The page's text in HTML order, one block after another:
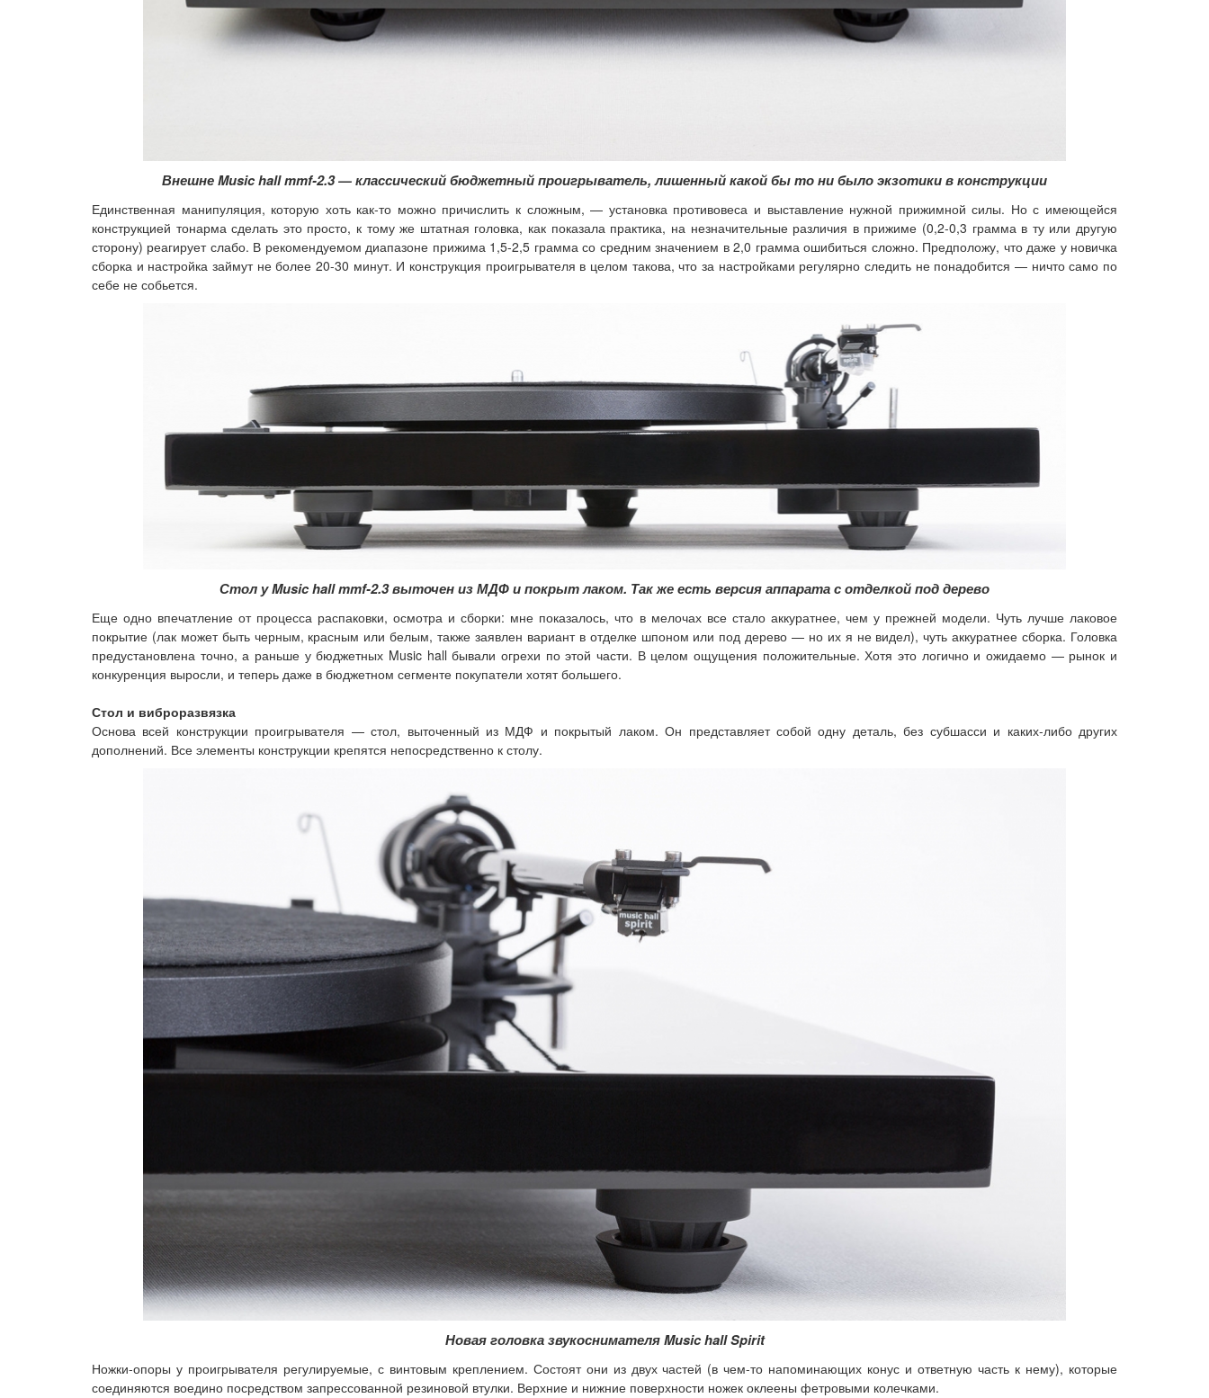
Внешне Music hall mmf-2.3 — классический бюджетный проигрыватель, лишенный какой бы то ни было экзотики в конструкции
Единственная манипуляция, которую хоть как-то можно причислить к сложным, — установка противовеса и выставление нужной прижимной силы. Но с имеющейся
конструкцией тонарма сделать это просто, к тому же штатная головка, как показала практика, на незначительные различия в прижиме (0,2-0,3 грамма в ту или другую
сторону) реагирует слабо. В рекомендуемом диапазоне прижима 1,5-2,5 грамма со средним значением в 2,0 грамма ошибиться сложно. Предположу, что даже у новичка
сборка и настройка займут не более 20-30 минут. И конструкция проигрывателя в целом такова, что за настройками регулярно следить не понадобится — ничто само по
себе не собьется.
Стол у Music hall mmf-2.3 выточен из МДФ и покрыт лаком. Так же есть версия аппарата с отделкой под дерево
Еще одно впечатление от процесса распаковки, осмотра и сборки: мне показалось, что в мелочах все стало аккуратнее, чем у прежней модели. Чуть лучше лаковое
покрытие (лак может быть черным, красным или белым, также заявлен вариант в отделке шпоном или под дерево — но их я не видел), чуть аккуратнее сборка. Головка
предустановлена точно, а раньше у бюджетных Music hall бывали огрехи по этой части. В целом ощущения положительные. Хотя это логично и ожидаемо — рынок и
конкуренция выросли, и теперь даже в бюджетном сегменте покупатели хотят большего.
Стол и виброразвязка
Основа всей конструкции проигрывателя — стол, выточенный из МДФ и покрытый лаком. Он представляет собой одну деталь, без субшасси и каких-либо других
дополнений. Все элементы конструкции крепятся непосредственно к столу.
Новая головка звукоснимателя Music hall Spirit
Ножки-опоры у проигрывателя регулируемые, с винтовым креплением. Состоят они из двух частей (в чем-то напоминающих конус и ответную часть к нему), которые
соединяются воедино посредством запрессованной резиновой втулки. Верхние и нижние поверхности ножек оклеены фетровыми колечками.